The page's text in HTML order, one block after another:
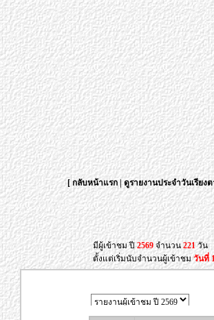
[ กลับหน้าแรก |ดูรายงานประจำวันเรียง
มีผู้เข้าชม ปี2569 จำนวน 221วัน
ตั้งแต่เริ่มนับจำนวนผู้เข้าชมวันที่